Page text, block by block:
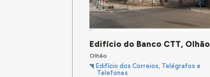
Edifício do Banco CTT, Olhão
Olhão
Edifício dos Correios, Telégrafos e
Telefones